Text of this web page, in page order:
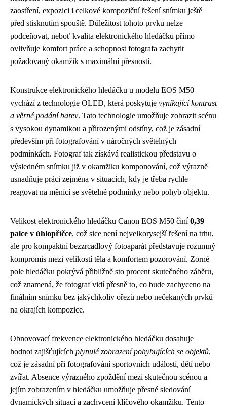
zaostření, expozici i celkové kompoziční řešení snímku ještě
před stisknutím spouště. Důležitost tohoto prvku nelze
podceňovat, neboť kvalita elektronického hledáčku přímo
ovlivňuje komfort práce a schopnost fotografa zachytit
požadovaný okamžik s maximální přesností.
Konstrukce elektronického hledáčku u modelu EOS M50
vychází z technologie OLED, která poskytuje vynikající kontrast
a věrné podání barev. Tato technologie umožňuje zobrazit scénu
s vysokou dynamikou a přirozenými odstíny, což je zásadní
především při fotografování v náročných světelných
podmínkách. Fotograf tak získává realistickou představu o
výsledném snímku již v okamžiku komponování, což výrazně
usnadňuje práci zejména v situacích, kdy je třeba rychle
reagovat na měnící se světelné podmínky nebo pohyb objektu.
Velikost elektronického hledáčku Canon EOS M50 činí0,39
palce v úhlopříčce, což sice není nejvelkorysejší řešení na trhu,
ale pro kompaktní bezzrcadlový fotoaparát představuje rozumný
kompromis mezi velikostí těla a komfortem pozorování. Zorné
pole hledáčku pokrývá přibližně sto procent skutečného záběru,
což znamená, že fotograf vidí přesně to, co bude zachyceno na
finálním snímku bez jakýchkoliv ořezů nebo nečekaných prvků
na okrajích kompozice.
Obnovovací frekvence elektronického hledáčku dosahuje
hodnot zajišťujících plynulé zobrazení pohybujících se objektů,
což je zásadní při fotografování sportovních událostí, dětí nebo
zvířat. Absence výrazného zpoždění mezi skutečnou scénou a
jejím zobrazením v hledáčku umožňuje přesné sledování
dynamických situací a zachycení klíčového okamžiku. Tento